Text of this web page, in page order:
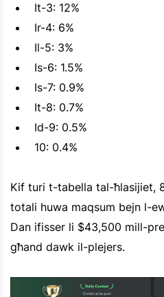
It-3: 12%
Ir-4: 6%
Il-5: 3%
Is-6: 1.5%
Is-7: 0.9%
It-8: 0.7%
Id-9: 0.5%
10: 0.4%
Kif turi t-tabella tal-ħlasijiet,
totali huwa maqsum bejn l-
Dan ifisser li $43,500 mill-
għand dawk il-plejers.